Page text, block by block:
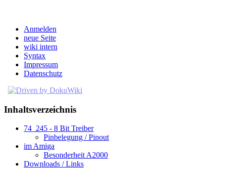
Anmelden
neue Seite
wiki intern
Syntax
Impressum
Datenschutz
Inhaltsverzeichnis
74_245 - 8 Bit Treiber
Pinbelegung / Pinout
im Amiga
Besonderheit A2000
Downloads / Links